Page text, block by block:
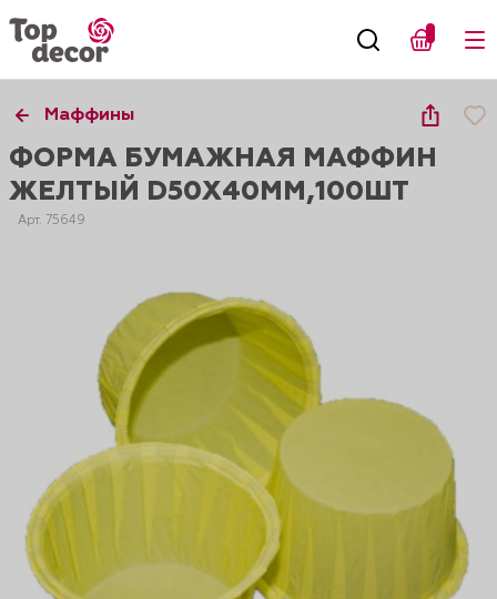
Маффины
ФОРМА БУМАЖНАЯ МАФФИН
ЖЕЛТЫЙ D50X40ММ,100ШТ
Арт. 75649